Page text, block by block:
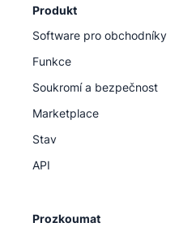
Produkt
Software pro obchodníky
Funkce
Soukromí a bezpečnost
Marketplace
Stav
API
Prozkoumat